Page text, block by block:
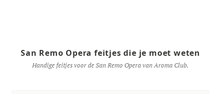
San Remo Opera feitjes die je moet weten
Handige feitjes voor de San Remo Opera van Aroma Club.